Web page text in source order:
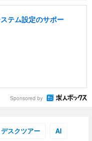
テム設定のサポー
Sponsored by
スクツアー AI